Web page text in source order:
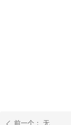
前一个： 无